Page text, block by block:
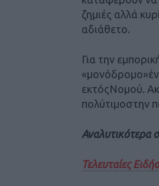
ζημιές αλλά
αδιάθετο.
Για την
εκτόςΝομού.
πολύτιμοστην
Αναλυτικότερα
Τελευταίες